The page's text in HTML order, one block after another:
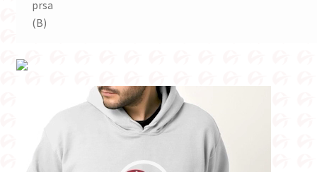
prsa
(B)
videozapisa